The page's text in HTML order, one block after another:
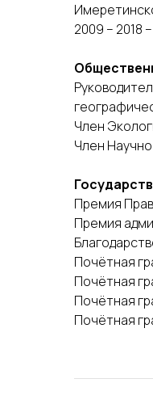
2009 – 2018
Член
Член
Премия
Премия
Почётная
Почётная
Почётная
Почётная